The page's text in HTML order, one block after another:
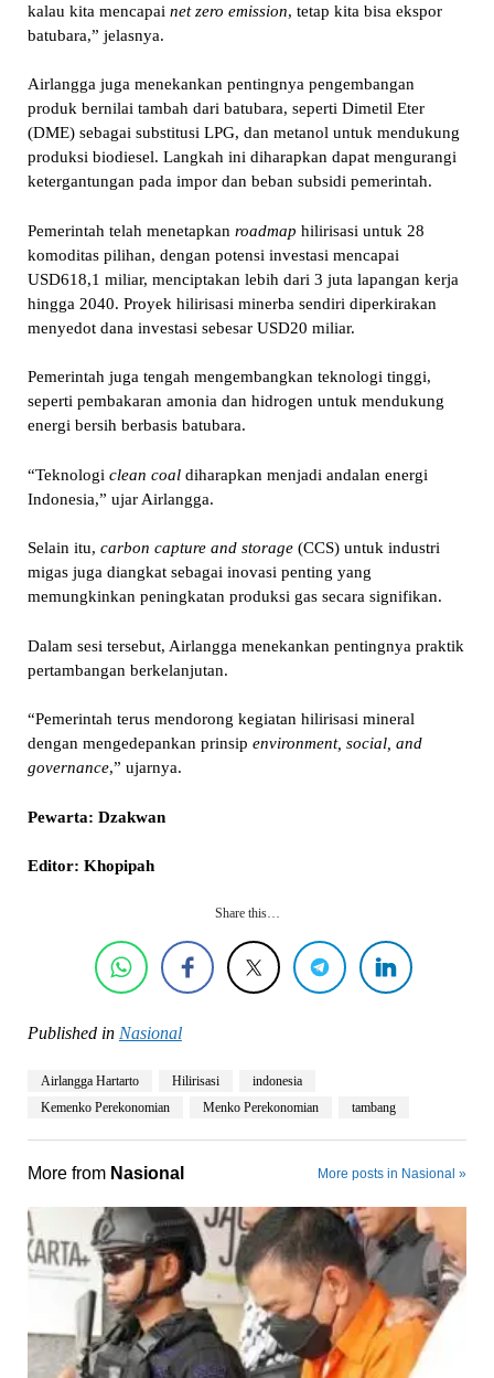
kalau kita mencapai net zero emission, tetap kita bisa ekspor
batubara,” jelasnya.
Airlangga juga menekankan pentingnya pengembangan
produk bernilai tambah dari batubara, seperti Dimetil Eter
(DME) sebagai substitusi LPG, dan metanol untuk mendukung
produksi biodiesel. Langkah ini diharapkan dapat mengurangi
ketergantungan pada impor dan beban subsidi pemerintah.
Pemerintah telah menetapkan roadmap hilirisasi untuk 28
komoditas pilihan, dengan potensi investasi mencapai
USD618,1 miliar, menciptakan lebih dari 3 juta lapangan kerja
hingga 2040. Proyek hilirisasi minerba sendiri diperkirakan
menyedot dana investasi sebesar USD20 miliar.
Pemerintah juga tengah mengembangkan teknologi tinggi,
seperti pembakaran amonia dan hidrogen untuk mendukung
energi bersih berbasis batubara.
“Teknologi clean coaldiharapkan menjadi andalan energi
Indonesia,” ujar Airlangga.
Selain itu, carbon capture and storage(CCS) untuk industri
migas juga diangkat sebagai inovasi penting yang
memungkinkan peningkatan produksi gas secara signifikan.
Dalam sesi tersebut, Airlangga menekankan pentingnya praktik
pertambangan berkelanjutan.
“Pemerintah terus mendorong kegiatan hilirisasi mineral
dengan mengedepankan prinsip environment, social, and
governance,” ujarnya.
Pewarta: Dzakwan
Editor: Khopipah
Share this…
Published in Nasional
Airlangga Hartarto Hilirisasi
indonesia
Kemenko Perekonomian
Menko Perekonomian tambang
More from Nasional More posts in Nasional »